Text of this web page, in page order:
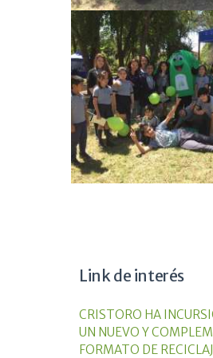
Link de interés
CRISTORO HA
UN NUEVO Y
FORMATO DE